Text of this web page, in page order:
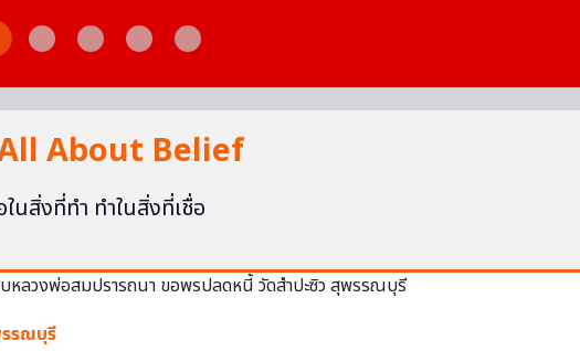
About Belief
ในสิ่งที่ทำ ทำในสิ่งที่เชื่อ
รณบุรี